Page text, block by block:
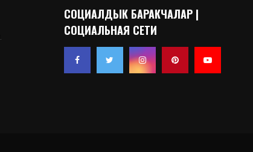
СОЦИАЛДЫК БАРАКЧАЛАР |
СОЦИАЛЬНАЯ СЕТИ